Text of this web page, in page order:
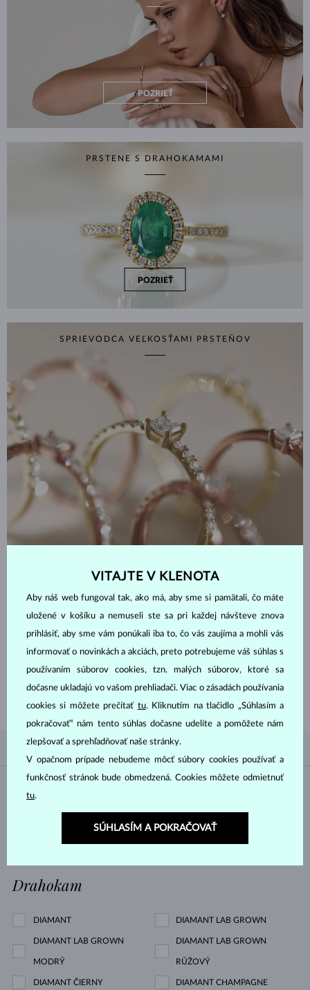
POZRIEŤ
PRSTENE S DRAHOKAMAMI
POZRIEŤ
SPRIEVODCA VEĽKOSŤAMI PRSTEŇOV
ZAČNITE TÝMNAJLEPŠÍM
Inšpirujte sa nedávno zakúpenými zlatými prsteňmi a naším spracovaním
nadčasového aj klasického dizajnu.
PODĽA OBĽÚBENOSTI 0/0
Materiál
ŽLTÉ ZLATO
RUŽOVÉ ZLATO
Drahokam
DIAMANT DIAMANT LAB GROWN
DIAMANT LAB GROWN
MODRÝ
DIAMANT LAB GROWN
RŮŽOVÝ
DIAMANT ČIERNY DIAMANT CHAMPAGNE
VITAJTE V KLENOTA
Aby náš web fungoval tak, ako má, aby sme si pamätali, čo máte
uložené v košíku a nemuseli ste sa pri každej návšteve znova
prihlásiť, aby sme vám ponúkali iba to, čo vás zaujíma a mohli vás
informovať o novinkách a akciách, preto potrebujeme váš súhlas s
používaním súborov cookies, tzn. malých súborov, ktoré sa
dočasne ukladajú vo vašom prehliadači. Viac o zásadách používania
cookies si môžete prečítať tu. Kliknutím na tlačidlo „Súhlasím a
pokračovať“ nám tento súhlas dočasne udelíte a pomôžete nám
zlepšovať a sprehľadňovať naše stránky.
V opačnom prípade nebudeme môcť súbory cookies používať a
funkčnosť stránok bude obmedzená. Cookies môžete odmietnuť
tu.
SÚHLASÍM A POKRAČOVAŤ